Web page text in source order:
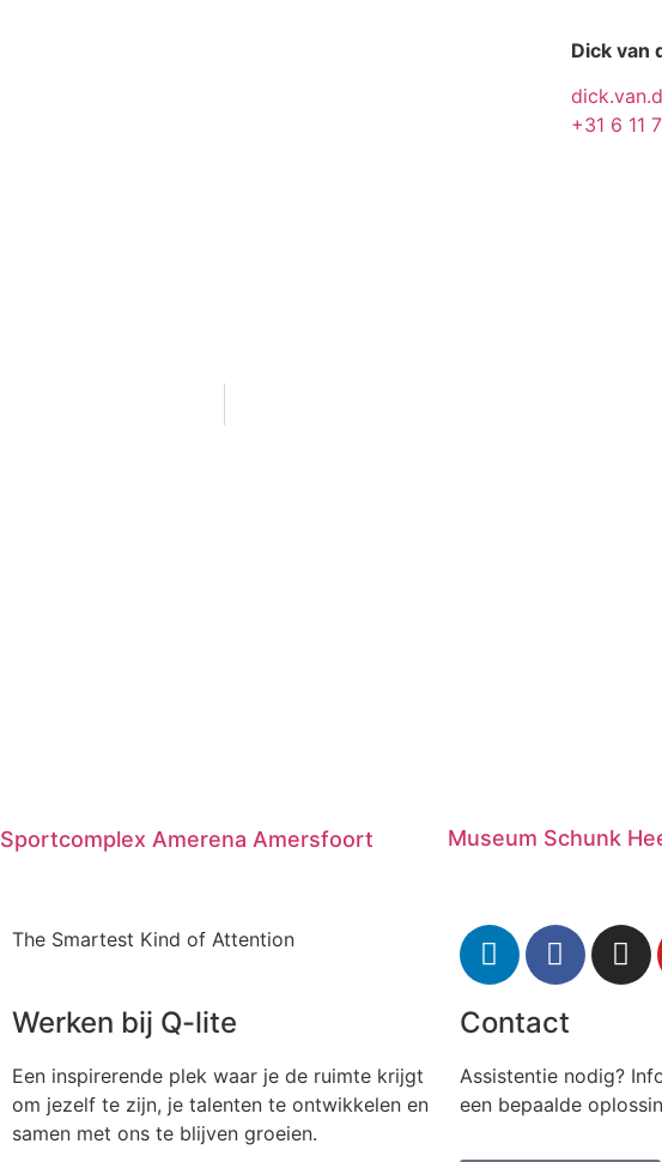
Dick van
+31 6 11
Sportcomplex Amerena Amersfoort Museum Schunk
The Smartest Kind of Attention
Werken bij Q-lite
Een inspirerende plek waar je de ruimte krijgt
om jezelf te zijn, je talenten te ontwikkelen en
samen met ons te blijven groeien.
Contact
Assistentie nodig?
een bepaalde